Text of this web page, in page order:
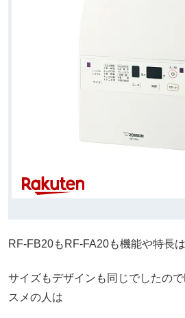
RF-FB20もRF-FA20も機能や特長
サイズもデザインも同じでしたの
スメの人は